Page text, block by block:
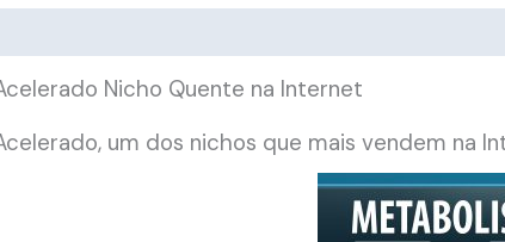
Nicho Quente na Internet
um dos nichos que mais vendem na